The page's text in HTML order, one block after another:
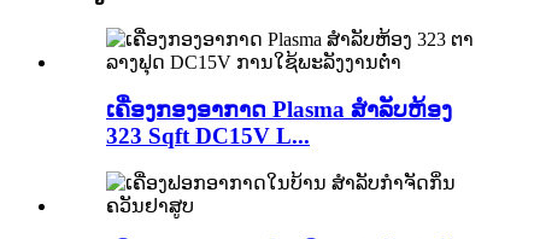
ເຄື່ອງກອງອາກາດ Plasma ສຳລັບຫ້ອງ
323 Sqft DC15V L...